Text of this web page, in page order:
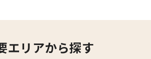
エリアから探す